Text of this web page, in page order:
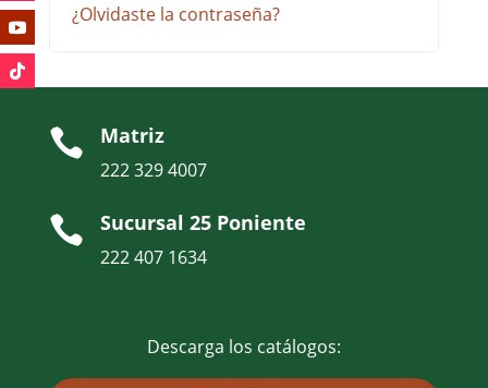
¿Olvidaste la contraseña?
 Matriz
222 329 4007
 Sucursal 25 Poniente
222 407 1634
Descarga los catálogos: